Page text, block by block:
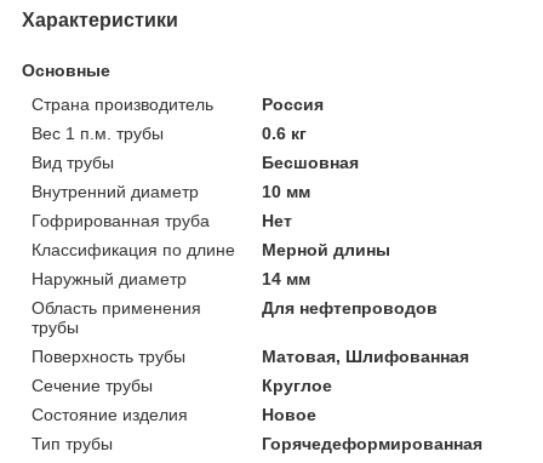
Характеристики
Основные
Страна производитель
Россия
Вес 1 п.м. трубы
0.6 кг
Вид трубы
Бесшовная
Внутренний диаметр
10 мм
Гофрированная труба
Нет
Классификация по длине
Мерной длины
Наружный диаметр
14 мм
Область применения
трубы
Для нефтепроводов
Поверхность трубы
Матовая, Шлифованная
Сечение трубы
Круглое
Состояние изделия
Новое
Тип трубы
Горячедеформированная